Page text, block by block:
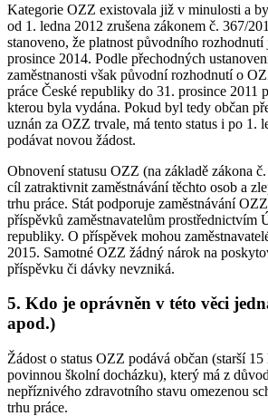
Kategorie OZZ existovala již v minulosti a
od 1. ledna 2012 zrušena zákonem č. 367/
stanoveno, že platnost původního
prosince 2014. Podle přechodných
zaměstnanosti však původní rozhodnutí o
práce České republiky do 31. prosince 2011
kterou byla vydána. Pokud byl tedy občan
uznán za OZZ trvale, má tento status i po 1.
podávat novou žádost.
Obnovení statusu OZZ (na základě zákona
cíl zatraktivnit zaměstnávání těchto osob a
trhu práce. Stát podporuje zaměstnávání
příspěvků zaměstnavatelům prostřednictvím
republiky. O příspěvek mohou
2015. Samotné OZZ žádný nárok na
příspěvku či dávky nevzniká.
5. Kdo je oprávněn v této věci
apod.)
Žádost o status OZZ podává občan (starší
povinnou školní docházku), který má z
nepříznivého zdravotního stavu omezenou
trhu práce.